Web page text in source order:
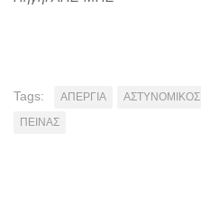
Tags: ΑΠΕΡΓΙΑ ΑΣΤΥΝΟΜΙΚΟΣ
ΠΕΙΝΑΣ